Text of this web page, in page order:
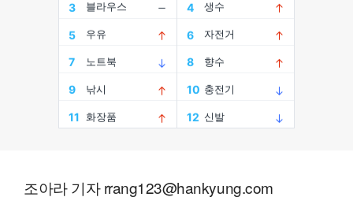
조아라 기자 rrang123@hankyung.com